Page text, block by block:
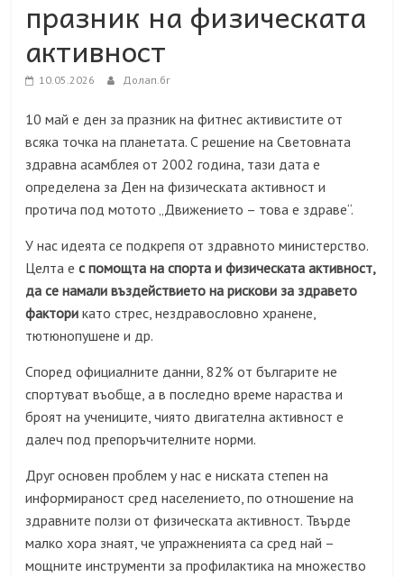
празник на физическата
активност
10.05.2026 Долап.бг
10 май е ден за празник на фитнес активистите от
всяка точка на планетата. С решение на Световната
здравна асамблея от 2002 година, тази дата е
определена за Ден на физическата активност и
протича под мотото „Движението – това е здраве“.
У нас идеята се подкрепя от здравното министерство.
Целта ес помощта на спорта и физическата активност,
да се намали въздействието на рискови за здравето
фактори като стрес, нездравословно хранене,
тютюнопушене и др.
Според официалните данни, 82% от българите не
спортуват въобще, а в последно време нараства и
броят на учениците, чиято двигателна активност е
далеч под препоръчителните норми.
Друг основен проблем у нас е ниската степен на
информираност сред населението, по отношение на
здравните ползи от физическата активност. Твърде
малко хора знаят, че упражненията са сред най –
мощните инструменти за профилактика на множество